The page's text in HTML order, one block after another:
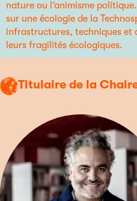
nature ou l’animisme
sur une écologie de la
infrastructures, techniques et
leurs fragilités écologiques.
Titulaire de la